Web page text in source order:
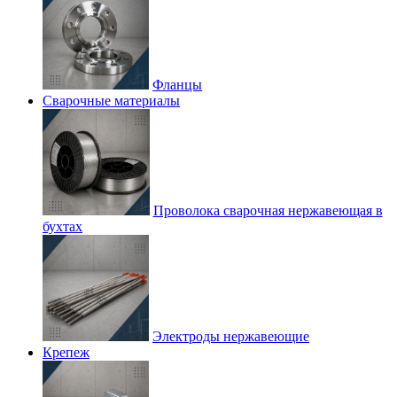
Фланцы
Сварочные материалы
Проволока сварочная нержавеющая в
бухтах
Электроды нержавеющие
Крепеж